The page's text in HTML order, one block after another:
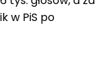
w PiS po